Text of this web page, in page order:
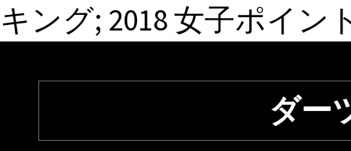
キング; 2018 女子ポイン
ダー